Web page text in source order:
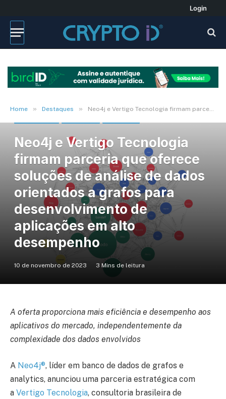
Login
Home » Destaques » Neo4j e Vertigo Tecnologia firmam parceria que oferece soluções de análise de dados orientados a grafos para desenvolvimento de aplicações em alto desempenho
Neo4j e Vertigo Tecnologia
firmam parceria que oferece
soluções de análise de dados
orientados a grafos para
desenvolvimento de
aplicações em alto
desempenho
10 de novembro de 2023 3 Mins de leitura
A oferta proporciona mais eficiência e desempenho aos
aplicativos do mercado, independentemente da
complexidade dos dados envolvidos
A Neo4j®, líder em banco de dados de grafos e
analytics, anunciou uma parceria estratégica com
a Vertigo Tecnologia, consultoria brasileira de